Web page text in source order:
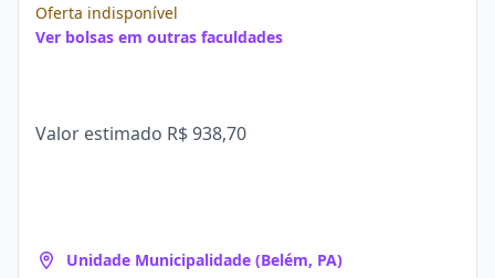
Oferta indisponível
Ver bolsas em outras faculdades
Valor estimado R$ 938,70
Unidade Municipalidade (Belém, PA)